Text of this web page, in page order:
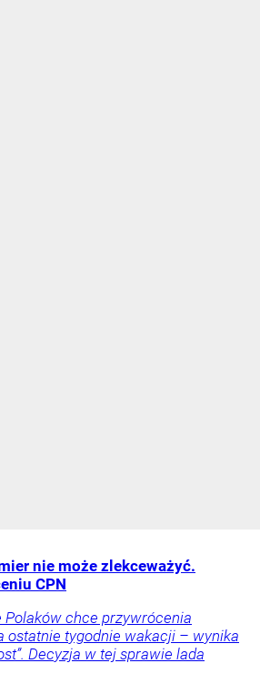
nie może zlekceważyć.
CPN
chce przywrócenia
ostatnie tygodnie wakacji – wynika
Decyzja w tej sprawie lada